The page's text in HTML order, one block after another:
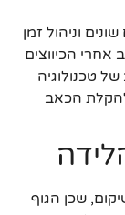
וניהול זמן
אחרי הכיווצים
טכנולוגיה
להקלת הכאב
שכן הגוף